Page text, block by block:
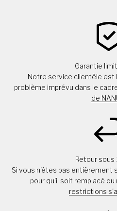
Garantie
Notre service clientèle est
problème imprévu dans le
de
Retour sous
Si vous n'êtes pas entièrement
pour qu'il soit remplacé ou
restrictions